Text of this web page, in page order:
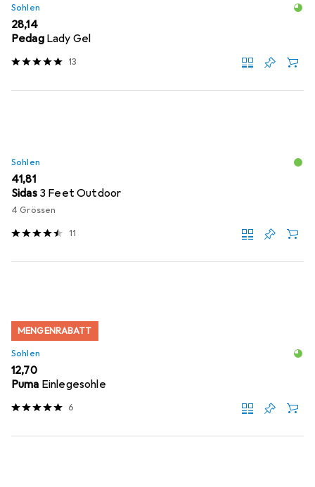
Sohlen
EUR
28,14
Pedag Lady Gel
13
Sohlen
EUR
41,81
Sidas 3 Feet Outdoor
4 Grössen
11
MENGENRABATT
Sohlen
EUR
12,70
Puma Einlegesohle
6